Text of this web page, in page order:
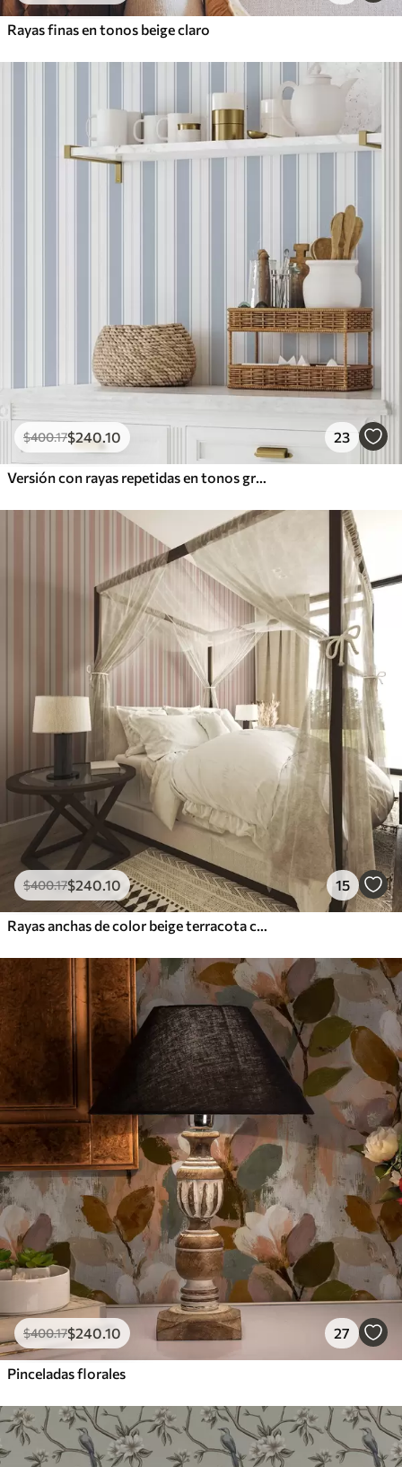
Rayas finas en tonos beige claro
$400.17$240.10 23
Versión con rayas repetidas en tonos grises y azules
$400.17$240.10 15
Rayas anchas de color beige terracota con un acento grisáceo
$400.17$240.10 27
Pinceladas florales